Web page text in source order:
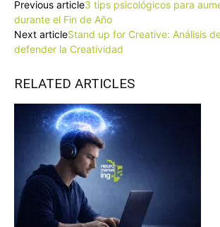
Previous article3 tips psicológicos para
durante el Fin de Año
Next articleStand up for Creative: Análisis
defender la Creatividad
RELATED ARTICLES